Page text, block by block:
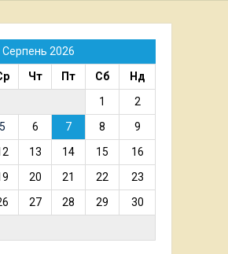
Серпень 2026
Чт Пт Сб
Нд
1
2
5 6 7 8
9
13 14 15
16
20 21 22
23
27 28 29
30